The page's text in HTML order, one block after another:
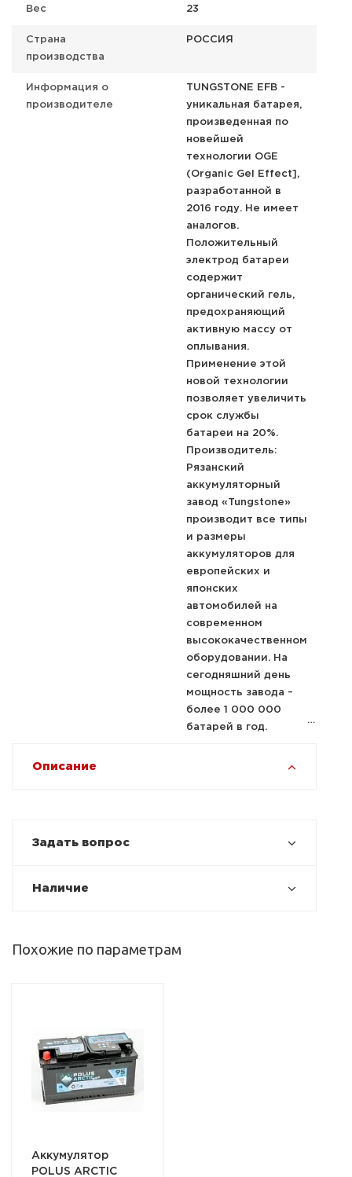
Вес 23
Страна
производства
РОССИЯ
Информация о
производителе
TUNGSTONE EFB -
уникальная батарея,
произведенная по
новейшей
технологии OGE
(Organic Gel Effect],
разработанной в
2016 году. Не имеет
аналогов.
Положительный
электрод батареи
содержит
органический гель,
предохраняющий
активную массу от
оплывания.
Применение этой
новой технологии
позволяет увеличить
срок службы
батареи на 20%.
Производитель:
Рязанский
аккумуляторный
завод «Tungstone»
производит все типы
и размеры
аккумуляторов для
европейских и
японских
автомобилей на
современном
высококачественном
оборудовании. На
сегодняшний день
мощность завода –
более 1 000 000
батарей в год.
Описание
Задать вопрос
Наличие
Похожие по параметрам
Аккумулятор
POLUS ARCTIC